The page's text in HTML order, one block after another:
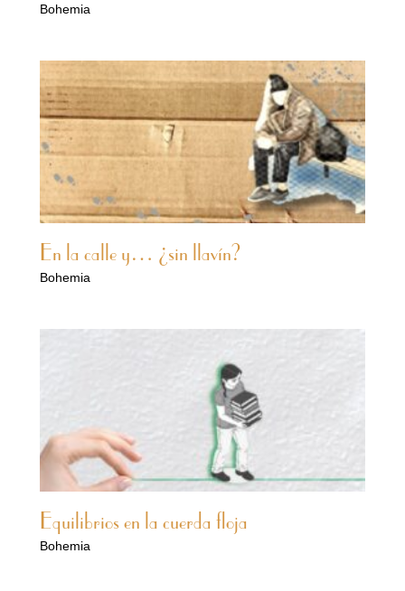
Bohemia
En la calle y… ¿sin llavín?
Bohemia
Equilibrios en la cuerda floja
Bohemia